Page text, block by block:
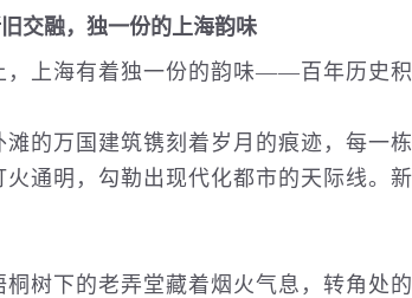
交融，独一份的上海韵味
，上海有着独一份的韵味——百年历史
滩的万国建筑镌刻着岁月的痕迹，每一
火通明，勾勒出现代化都市的天际线。
桐树下的老弄堂藏着烟火气息，转角处